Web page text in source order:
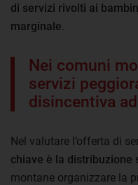
di servizi rivolti ai
marginale
Nei comuni
servizi
disincentiva
Nel valutare l’offerta di
chiave è la distribuzione
montane organizzare la